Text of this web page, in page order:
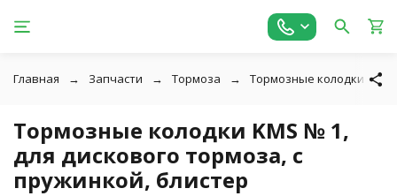
Главная Запчасти Тормоза Тормозные колодки
Тормозные колодки KMS № 1,
для дискового тормоза, с
пружинкой, блистер